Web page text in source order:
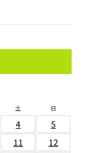
土 日
4
5
11
12